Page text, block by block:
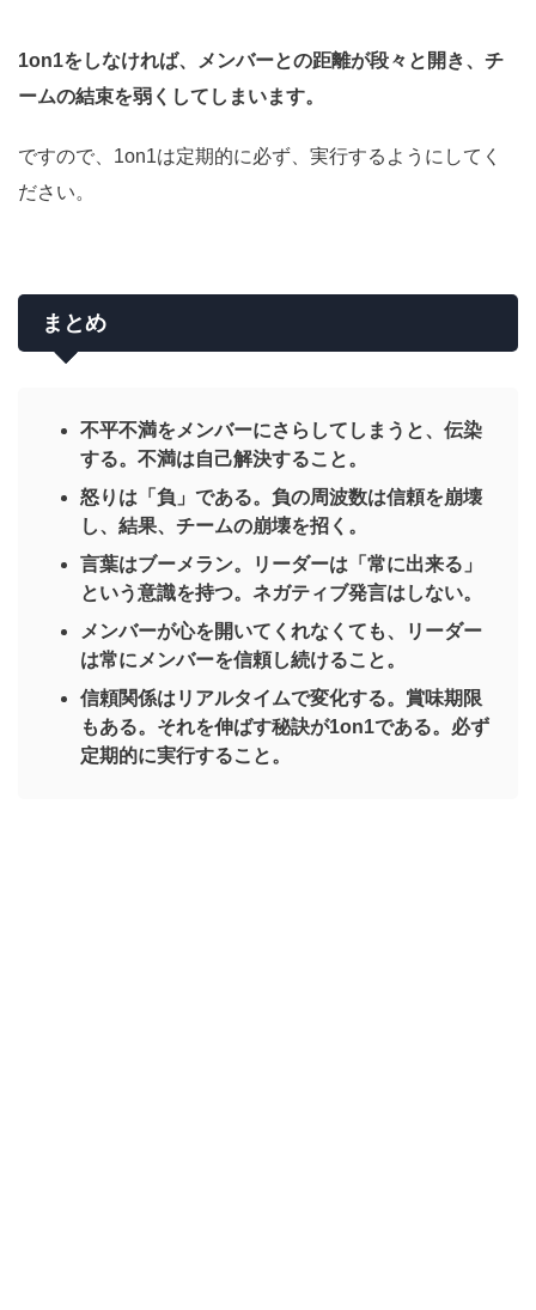
1on1をしなければ、メンバーとの距離が段々と開き、チ
ームの結束を弱くしてしまいます。
ですので、1on1は定期的に必ず、実行するようにしてく
ださい。
まとめ
不平不満をメンバーにさらしてしまうと、伝染
する。不満は自己解決すること。
怒りは「負」である。負の周波数は信頼を崩壊
し、結果、チームの崩壊を招く。
言葉はブーメラン。リーダーは「常に出来る」
という意識を持つ。ネガティブ発言はしない。
メンバーが心を開いてくれなくても、リーダー
は常にメンバーを信頼し続けること。
信頼関係はリアルタイムで変化する。賞味期限
もある。それを伸ばす秘訣が1on1である。必ず
定期的に実行すること。